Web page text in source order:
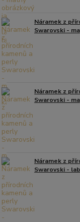
Náramek z
Swarovski -
Náramek z
Swarovski -
Náramek z
Swarovski -